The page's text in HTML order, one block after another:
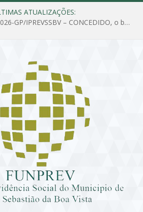
ATUALIZAÇÕES:
PORTARIA Nº 025/2026-GP/IPREVSSBV – CONCEDIDO, o benefício de PENSÃO a MARIA ESTELA DOS SANTOS SOUZA